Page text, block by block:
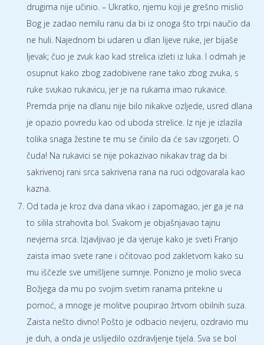
drugima nije učinio. – Ukratko, njemu koji je grešno mislio
Bog je zadao nemilu ranu da bi iz onoga što trpi naučio da
ne huli. Najednom bi udaren u dlan lijeve ruke, jer bijaše
ljevak; čuo je zvuk kao kad strelica izleti iz luka. I odmah je
osupnut kako zbog zadobivene rane tako zbog zvuka, s
ruke svukao rukavicu, jer je na rukama imao rukavice.
Premda prije na dlanu nije bilo nikakve ozljede, usred dlana
je opazio povredu kao od uboda strelice. Iz nje je izlazila
tolika snaga žestine te mu se činilo da će sav izgorjeti. O
čuda! Na rukavici se nije pokazivao nikakav trag da bi
sakrivenoj rani srca sakrivena rana na ruci odgovarala kao
kazna.
Od tada je kroz dva dana vikao i zapomagao, jer ga je na
to silila strahovita bol. Svakom je objašnjavao tajnu
nevjerna srca. Izjavljivao je da vjeruje kako je sveti Franjo
zaista imao svete rane i očitovao pod zakletvom kako su
mu iščezle sve umišljene sumnje. Ponizno je molio sveca
Božjega da mu po svojim svetim ranama pritekne u
pomoć, a mnoge je molitve poupirao žrtvom obilnih suza.
Zaista nešto divno! Pošto je odbacio nevjeru, ozdravio mu
je duh, a onda je uslijedilo ozdravljenje tijela. Sva se bol